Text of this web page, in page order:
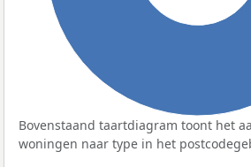
Bovenstaand taartdiagram toont het
woningen naar type in het